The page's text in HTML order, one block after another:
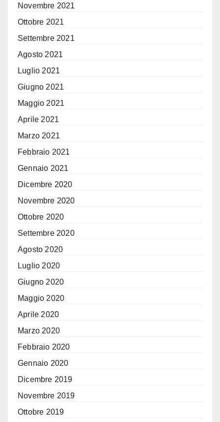
Novembre 2021
Ottobre 2021
Settembre 2021
Agosto 2021
Luglio 2021
Giugno 2021
Maggio 2021
Aprile 2021
Marzo 2021
Febbraio 2021
Gennaio 2021
Dicembre 2020
Novembre 2020
Ottobre 2020
Settembre 2020
Agosto 2020
Luglio 2020
Giugno 2020
Maggio 2020
Aprile 2020
Marzo 2020
Febbraio 2020
Gennaio 2020
Dicembre 2019
Novembre 2019
Ottobre 2019